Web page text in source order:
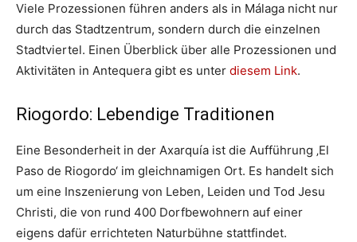
Viele Prozessionen führen anders als in Málaga nicht nur
durch das Stadtzentrum, sondern durch die einzelnen
Stadtviertel. Einen Überblick über alle Prozessionen und
Aktivitäten in Antequera gibt es unter diesem Link.
Riogordo: Lebendige Traditionen
Eine Besonderheit in der Axarquía ist die Aufführung ‚El
Paso de Riogordo‘ im gleichnamigen Ort. Es handelt sich
um eine Inszenierung von Leben, Leiden und Tod Jesu
Christi, die von rund 400 Dorfbewohnern auf einer
eigens dafür errichteten Naturbühne stattfindet.